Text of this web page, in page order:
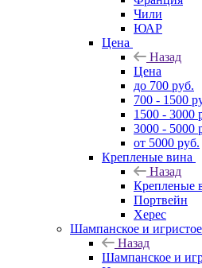
Чили
ЮАР
Цена
Назад
Цена
до 700 руб.
700 - 1500
1500 - 3000
3000 - 5000
от 5000 руб.
Крепленые вина
Назад
Крепленые
Портвейн
Херес
Шампанское и игристое
Назад
Шампанское и